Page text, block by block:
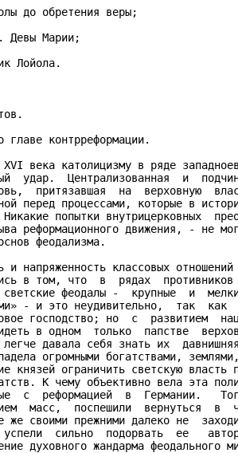
до обретения веры;
Девы Марии;
Лойола.
контрреформации.
века католицизму в ряде
удар.  Централизованная  и
притязавшая  на  верховную
перед процессами, которые в
Никакие попытки внутрицерковных
реформационного движения, - не
феодализма.
и напряженность классовых
в том, что  в  рядах  противников
светские феодалы -  крупные  и
- и это неудивительно,  так  как
господство; но  с  развитием
в одном  только  папстве
давала себя знать их
огромными богатствами,
князей ограничить светскую
К чему объективно вела эта
с  реформацией  в  Германии.
масс,  поспешили  вернуться  в
же своими прежними далеко не
сильно  подорвать  ее
духовного жандарма феодального